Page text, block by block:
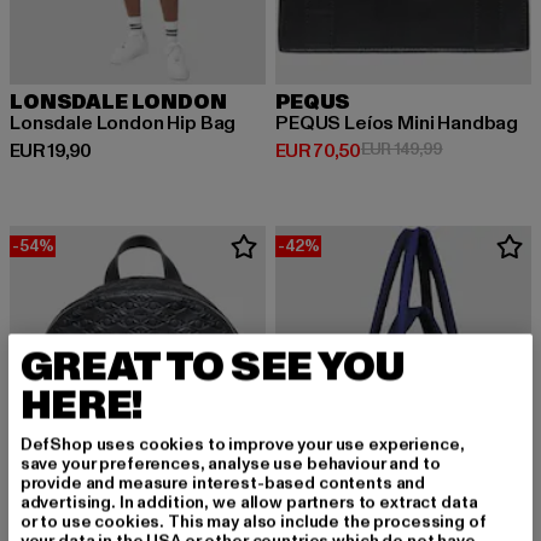
LONSDALE LONDON
Lonsdale London Hip Bag
EUR 19,90
Derzeitiger Preis: EUR 19,90
PEQUS
PEQUS Leíos Mini Handbag
EUR 70,50
Derzeitiger Preis: EUR 70,50
EUR 149,99Aktionspreis:
-54% -42%
GREAT TO SEE YOU
HERE!
DefShop uses cookies to improve your use experience,
save your preferences, analyse use behaviour and to
provide and measure interest-based contents and
advertising. In addition, we allow partners to extract data
or to use cookies. This may also include the processing of